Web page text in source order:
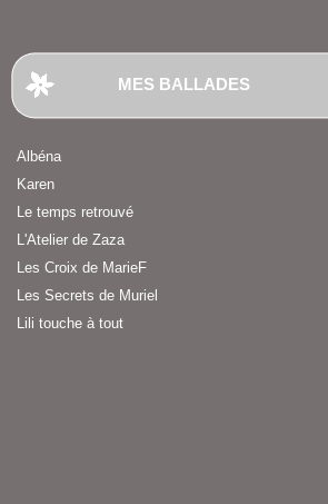
MES BALLADES
Albéna
Karen
Le temps retrouvé
L'Atelier de Zaza
Les Croix de MarieF
Les Secrets de Muriel
Lili touche à tout